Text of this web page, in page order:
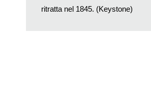
ritratta nel 1845. (Keystone)